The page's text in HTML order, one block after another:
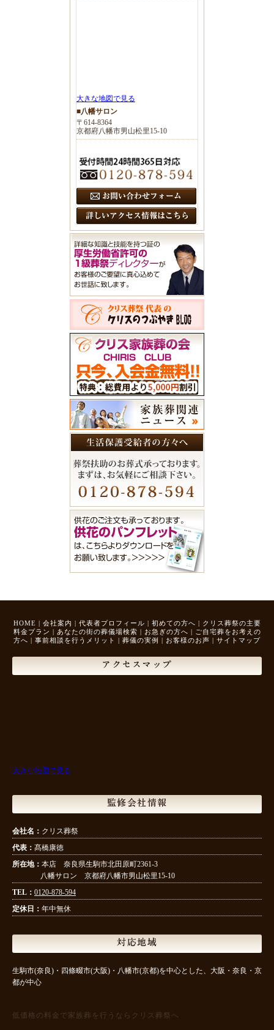
大きな地図で見る
■八幡サロン
〒614-8364
京都府八幡市男山松里15-10
HOME | 会社案内 | 代表者プロフィール | 初めての方へ | クリス葬祭の主要
料金プラン | あなたの街の葬儀場検索 | お急ぎの方へ | ご自宅葬をお考えの
方へ | 事前相談を行うメリット | 葬儀の実例 | お客様のお声 | サイトマップ
アクセスマップ
大きな地図で見る
監修会社情報
会社名： クリス葬祭
代表： 髙橋康徳
所在地： 本店 奈良県生駒市北田原町2361-3
八幡サロン 京都府八幡市男山松里15-10
TEL： 0120-878-594
定休日： 年中無休
対応地域
生駒市(奈良)・四條畷市(大阪)・八幡市(京都)を中心とした、大阪・奈良・京
都が中心
低価格の料金で家族葬を行うならクリス葬祭へ